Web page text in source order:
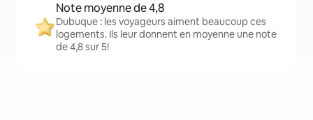
Note moyenne de 4,8
Dubuque : les voyageurs aiment beaucoup ces
logements. Ils leur donnent en moyenne une note
de 4,8 sur 5!